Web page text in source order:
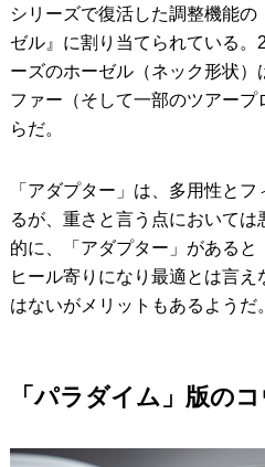
シリーズで復活した調整機能
ゼル』に割り当てられている。
ーズのホーゼル（ネック形状
ファー（そして一部のツアー
らだ。
「アダプター」は、多用性と
るが、重さと言う点においては
的に、「アダプター」がある
ヒール寄りになり最適とは言
はないがメリットもあるようだ。
「パラダイム」版の